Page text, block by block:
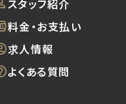
スタッフ紹介
料金・お支払い
求人情報
よくある質問